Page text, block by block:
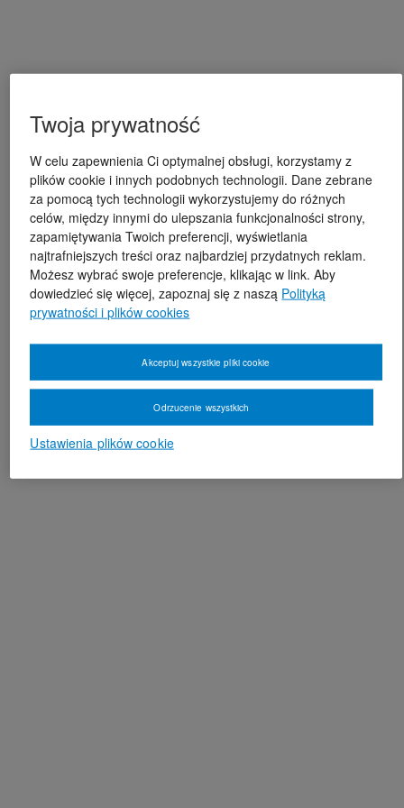
Twoja prywatność
W celu zapewnienia Ci optymalnej obsługi, korzystamy z
plików cookie i innych podobnych technologii. Dane zebrane
za pomocą tych technologii wykorzystujemy do różnych
celów, między innymi do ulepszania funkcjonalności strony,
zapamiętywania Twoich preferencji, wyświetlania
najtrafniejszych treści oraz najbardziej przydatnych reklam.
Możesz wybrać swoje preferencje, klikając w link. Aby
dowiedzieć się więcej, zapoznaj się z naszą Polityką
prywatności i plików cookies
Ustawienia plików cookie
Odrzucenie wszystkich
Akceptuj wszystkie pliki cookie